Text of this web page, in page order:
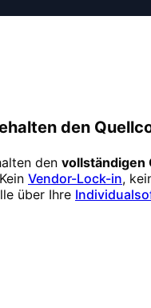
den
den vollständigen
Vendor-Lock-in,
über Ihre